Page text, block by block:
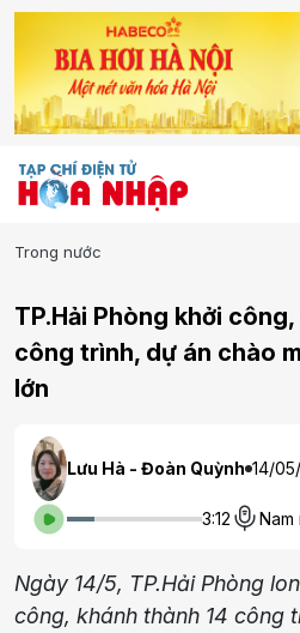
Trong nước
TP.Hải Phòng khởi
công trình, dự án chào
lớn
Lưu Hà - Đoàn Quỳnh 14/
3:12 Nam
Ngày 14/5, TP.Hải Phòng
công, khánh thành 14 công